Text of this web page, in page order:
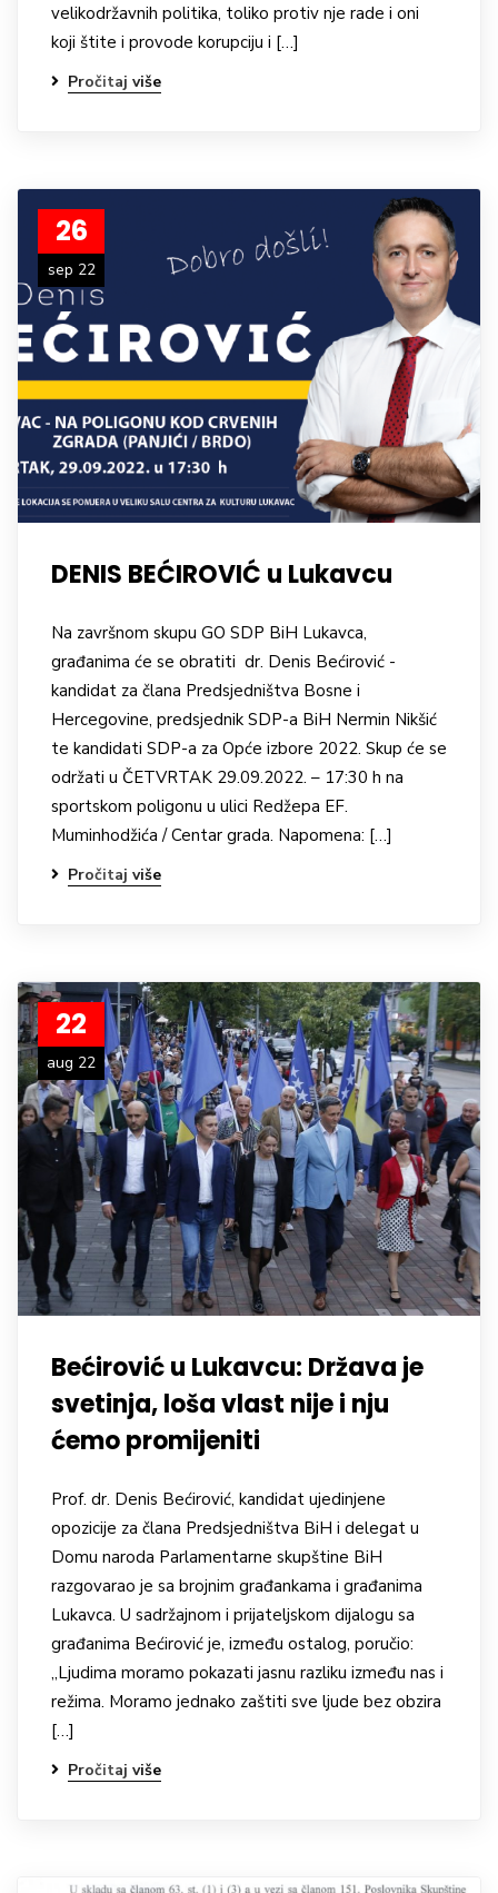
velikodržavnih politika, toliko protiv nje rade i oni
koji štite i provode korupciju i […]
Pročitaj više
26
sep 22
DENIS BEĆIROVIĆ u Lukavcu
Na završnom skupu GO SDP BiH Lukavca,
građanima će se obratiti dr. Denis Bećirović -
kandidat za člana Predsjedništva Bosne i
Hercegovine, predsjednik SDP-a BiH Nermin Nikšić
te kandidati SDP-a za Opće izbore 2022. Skup će se
održati u ČETVRTAK 29.09.2022. – 17:30 h na
sportskom poligonu u ulici Redžepa EF.
Muminhodžića / Centar grada. Napomena: […]
Pročitaj više
22
aug 22
Bećirović u Lukavcu: Država je
svetinja, loša vlast nije i nju
ćemo promijeniti
Prof. dr. Denis Bećirović, kandidat ujedinjene
opozicije za člana Predsjedništva BiH i delegat u
Domu naroda Parlamentarne skupštine BiH
razgovarao je sa brojnim građankama i građanima
Lukavca. U sadržajnom i prijateljskom dijalogu sa
građanima Bećirović je, između ostalog, poručio:
„Ljudima moramo pokazati jasnu razliku između nas i
režima. Moramo jednako zaštiti sve ljude bez obzira
[…]
Pročitaj više